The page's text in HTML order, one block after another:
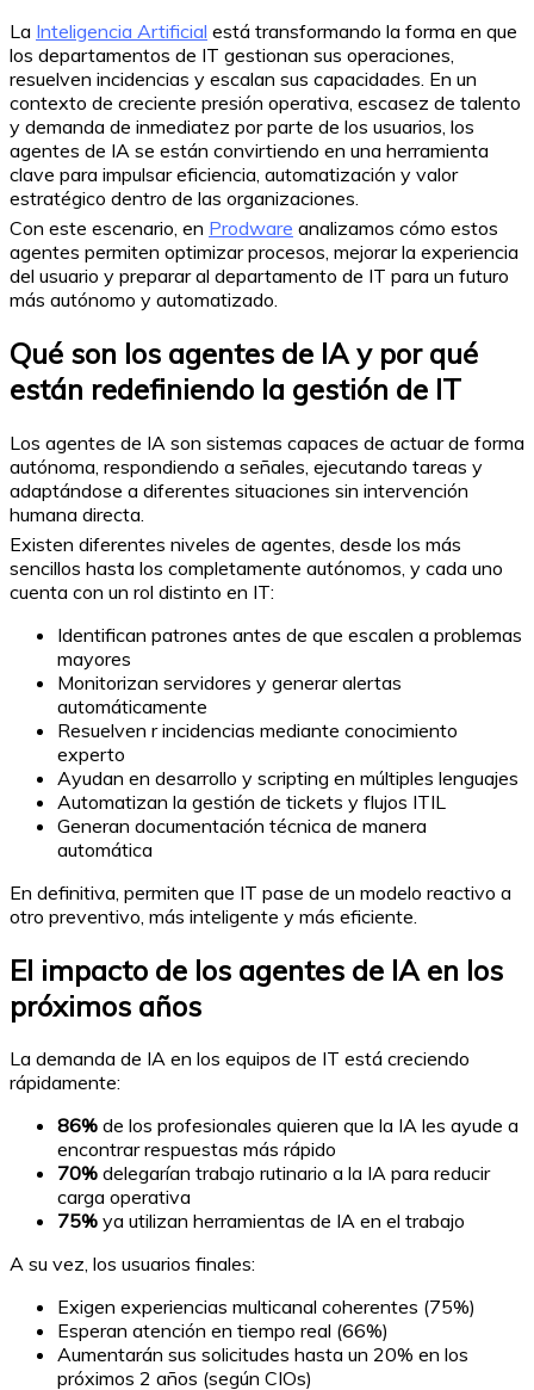
La Inteligencia Artificial está transformando la forma en que
los departamentos de IT gestionan sus operaciones,
resuelven incidencias y escalan sus capacidades. En un
contexto de creciente presión operativa, escasez de talento
y demanda de inmediatez por parte de los usuarios, los
agentes de IA se están convirtiendo en una herramienta
clave para impulsar eficiencia, automatización y valor
estratégico dentro de las organizaciones.
Con este escenario, en Prodware analizamos cómo estos
agentes permiten optimizar procesos, mejorar la experiencia
del usuario y preparar al departamento de IT para un futuro
más autónomo y automatizado.
Qué son los agentes de IA y por qué
están redefiniendo la gestión de IT
Los agentes de IA son sistemas capaces de actuar de forma
autónoma, respondiendo a señales, ejecutando tareas y
adaptándose a diferentes situaciones sin intervención
humana directa.
Existen diferentes niveles de agentes, desde los más
sencillos hasta los completamente autónomos, y cada uno
cuenta con un rol distinto en IT:
Identifican patrones antes de que escalen a problemas
mayores
Monitorizan servidores y generar alertas
automáticamente
Resuelven r incidencias mediante conocimiento
experto
Ayudan en desarrollo y scripting en múltiples lenguajes
Automatizan la gestión de tickets y flujos ITIL
Generan documentación técnica de manera
automática
En definitiva, permiten que IT pase de un modelo reactivo a
otro preventivo, más inteligente y más eficiente.
El impacto de los agentes de IA en los
próximos años
La demanda de IA en los equipos de IT está creciendo
rápidamente:
86% de los profesionales quieren que la IA les ayude a
encontrar respuestas más rápido
70% delegarían trabajo rutinario a la IA para reducir
carga operativa
75% ya utilizan herramientas de IA en el trabajo
A su vez, los usuarios finales:
Exigen experiencias multicanal coherentes (75%)
Esperan atención en tiempo real (66%)
Aumentarán sus solicitudes hasta un 20% en los
próximos 2 años (según CIOs)